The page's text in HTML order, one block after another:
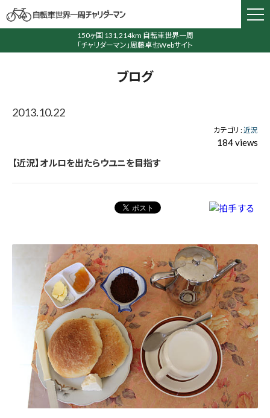
150ヶ国 131,214km 自転車世界一周
「チャリダーマン」周藤卓也Webサイト
ブログ
2013.10.22
カテゴリ :近況
184 views
【近況】オルロを出たらウユニを目指す